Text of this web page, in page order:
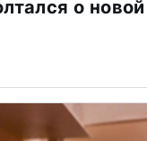
о новой